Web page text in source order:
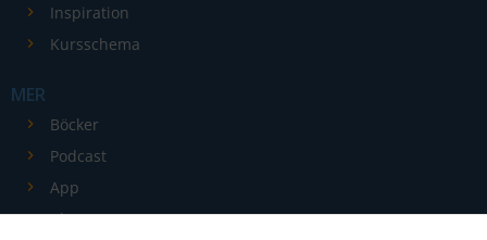
Inspiration
Kursschema
MER
Böcker
Podcast
App
Blogg
För att vi ska